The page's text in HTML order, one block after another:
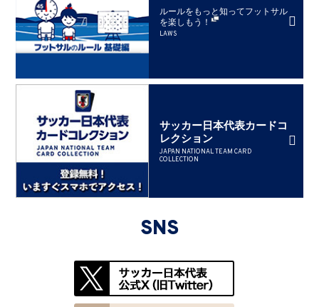
ルールをもっと知ってフットサル
を楽しもう！
LAWS
サッカー日本代表カードコ
レクション
JAPAN NATIONAL TEAM CARD
COLLECTION
SNS